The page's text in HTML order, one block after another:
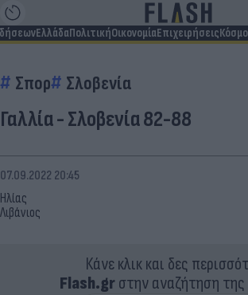
ΕλλάδαΠολιτικήΟικονομίαΕπιχειρήσεις
Σπορ Σλοβενία
Γαλλία - Σλοβενία 82-88
Ηλίας
Λιβάνιος
07.09.2022 20:45
Κάνε κλικ και δες
Flash.grστην αναζήτηση της